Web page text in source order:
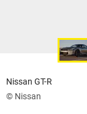
Nissan GT-R
© Nissan